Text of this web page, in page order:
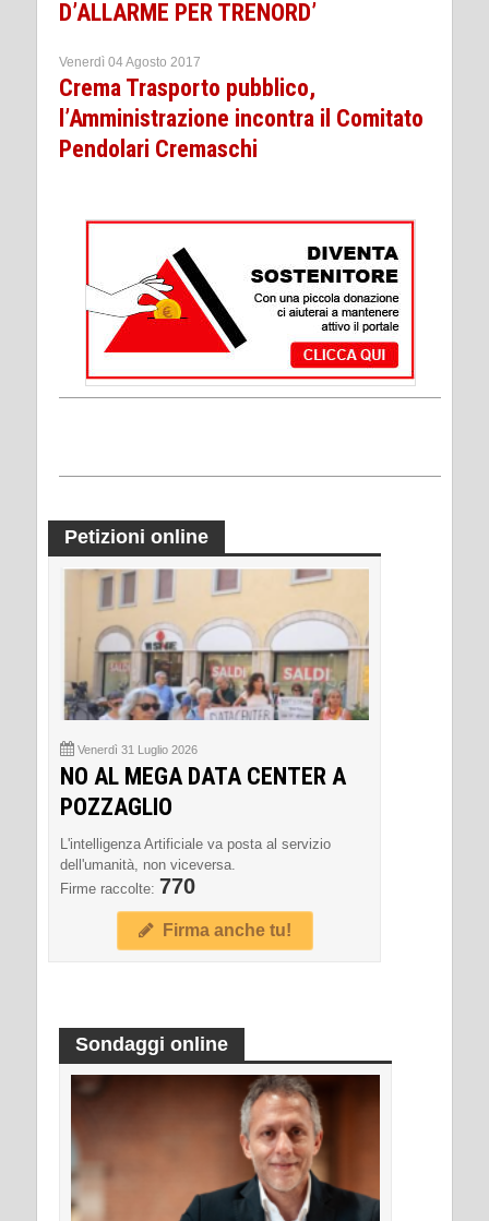
D’ALLARME PER TRENORD’
Venerdì 04 Agosto 2017
Crema Trasporto pubblico,
l’Amministrazione incontra il Comitato
Pendolari Cremaschi
Petizioni online
Venerdì 31 Luglio 2026
NO AL MEGA DATA CENTER A
POZZAGLIO
L'intelligenza Artificiale va posta al servizio
dell'umanità, non viceversa.
Firme raccolte: 770
Firma anche tu!
Sondaggi online